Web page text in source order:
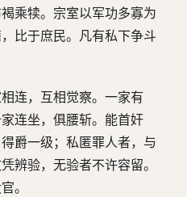
乘犊。宗室以军功多寡为
比于庶民。凡有私下争斗
连，互相觉察。一家有
连坐，俱腰斩。能首奸
爵一级；私匿罪人者，与
辨验，无验者不许容留。
。